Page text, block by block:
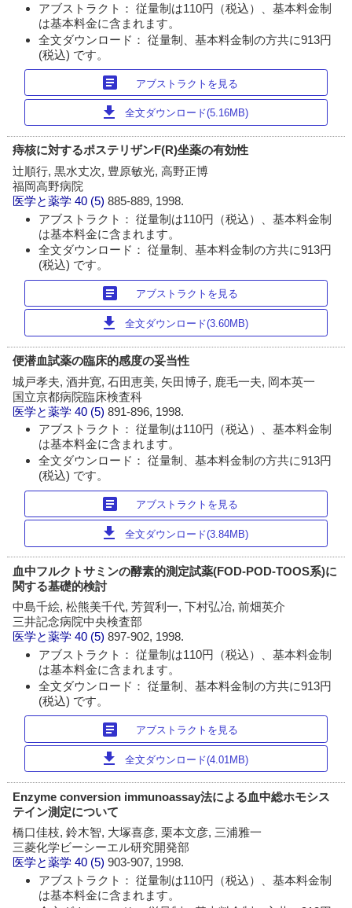
アブストラクト： 従量制は110円（税込）、基本料金制
は基本料金に含まれます。
全文ダウンロード： 従量制、基本料金制の方共に913円
(税込) です。
article アブストラクトを見る
download 全文ダウンロード(5.16MB)
痔核に対するポステリザンF(R)坐薬の有効性
辻順行, 黒水丈次, 豊原敏光, 高野正博
福岡高野病院
医学と薬学 40 (5)885-889, 1998.
アブストラクト： 従量制は110円（税込）、基本料金制
は基本料金に含まれます。
全文ダウンロード： 従量制、基本料金制の方共に913円
(税込) です。
article アブストラクトを見る
download 全文ダウンロード(3.60MB)
便潜血試薬の臨床的感度の妥当性
城戸孝夫, 酒井寛, 石田恵美, 矢田博子, 鹿毛一夫, 岡本英一
国立京都病院臨床検査科
医学と薬学 40 (5)891-896, 1998.
アブストラクト： 従量制は110円（税込）、基本料金制
は基本料金に含まれます。
全文ダウンロード： 従量制、基本料金制の方共に913円
(税込) です。
article アブストラクトを見る
download 全文ダウンロード(3.84MB)
血中フルクトサミンの酵素的測定試薬(FOD-POD-TOOS系)に
関する基礎的検討
中島千絵, 松熊美千代, 芳賀利一, 下村弘冶, 前畑英介
三井記念病院中央検査部
医学と薬学 40 (5)897-902, 1998.
アブストラクト： 従量制は110円（税込）、基本料金制
は基本料金に含まれます。
全文ダウンロード： 従量制、基本料金制の方共に913円
(税込) です。
article アブストラクトを見る
download 全文ダウンロード(4.01MB)
Enzyme conversion immunoassay法による血中総ホモシス
テイン測定について
橋口佳枝, 鈴木智, 大塚喜彦, 栗本文彦, 三浦雅一
三菱化学ビーシーエル研究開発部
医学と薬学 40 (5)903-907, 1998.
アブストラクト： 従量制は110円（税込）、基本料金制
は基本料金に含まれます。